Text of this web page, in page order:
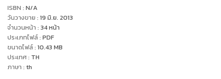
ISBN : N/A
วันวางขาย : 19 มิ.ย. 2013
จำนวนหน้า : 34หน้า
ประเภทไฟล์: PDF
ขนาดไฟล์: 10.43 MB
ประเทศ: TH
ภาษา : th